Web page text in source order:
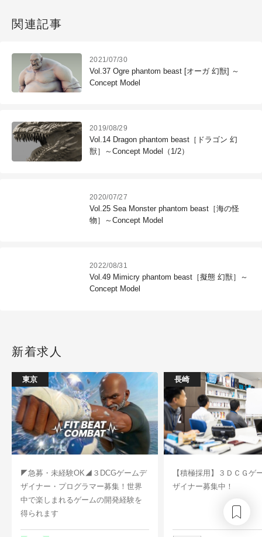
関連記事
2021/07/30
Vol.37 Ogre phantom beast [オーガ 幻獣] ～
Concept Model
2019/08/29
Vol.14 Dragon phantom beast［ドラゴン 幻
獣］～Concept Model（1/2）
2020/07/27
Vol.25 Sea Monster phantom beast［海の怪
物］～Concept Model
2022/08/31
Vol.49 Mimicry phantom beast［擬態 幻獣］～
Concept Model
新着求人
東京
◤急募・未経験OK◢３DCGゲームデ
ザイナー・プログラマー募集！世界
中で楽しまれるゲームの開発経験を
得られます
長崎
【積極採用】３ＤＣＧゲ
ザイナー募集中！